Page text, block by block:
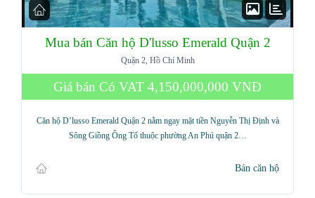
Mua bán Căn hộ D'lusso Emerald Quận 2
Quận 2, Hồ Chí Minh
Giá bán Có VAT 4,150,000,000 VNĐ
Căn hộ D’lusso Emerald Quận 2 nằm ngay mặt tiền Nguyễn Thị Định và
Sông Giồng Ông Tố thuộc phường An Phú quận 2…
Bán căn hộ